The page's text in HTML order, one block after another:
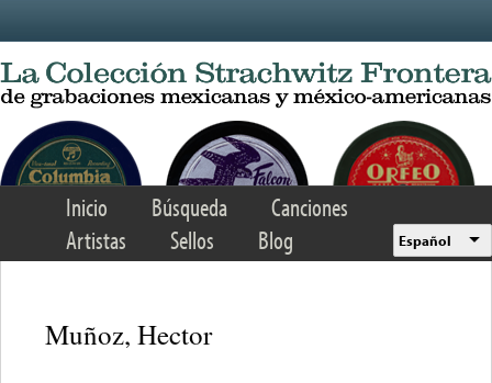
Inicio Búsqueda
Canciones
Artistas
Sellos Blog Español
Muñoz, Hector